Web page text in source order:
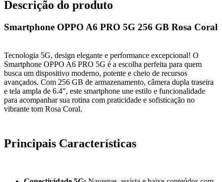
Descrição do produto
Smartphone OPPO A6 PRO 5G 256 GB Rosa Coral
Tecnologia 5G, design elegante e performance excepcional! O
Smartphone OPPO A6 PRO 5G é a escolha perfeita para quem
busca um dispositivo moderno, potente e cheio de recursos
avançados. Com 256 GB de armazenamento, câmera dupla traseira
e tela ampla de 6.4", este smartphone une estilo e funcionalidade
para acompanhar sua rotina com praticidade e sofisticação no
vibrante tom Rosa Coral.
Principais Características